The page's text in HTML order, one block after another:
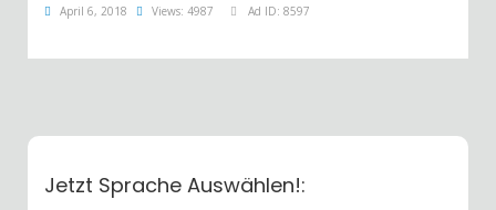
April 6, 2018 Views: 4987 Ad ID: 8597
Jetzt Sprache Auswählen!: